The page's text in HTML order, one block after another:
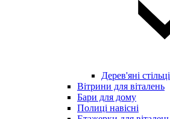
Дерев'яні стільці
Вітрини для віталень
Бари для дому
Полиці навісні